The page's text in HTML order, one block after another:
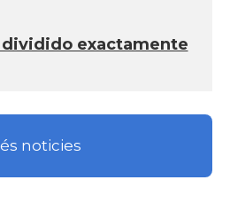
dividido exactamente
noticies